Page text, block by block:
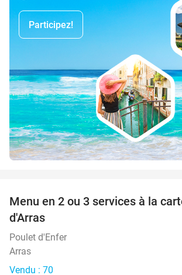
Participez!
Menu en 2 ou 3 services à la
d'Arras
Poulet d'Enfer
Arras
Vendu : 70